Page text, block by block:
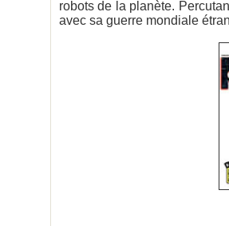
robots de la planète.
avec sa guerre mondiale